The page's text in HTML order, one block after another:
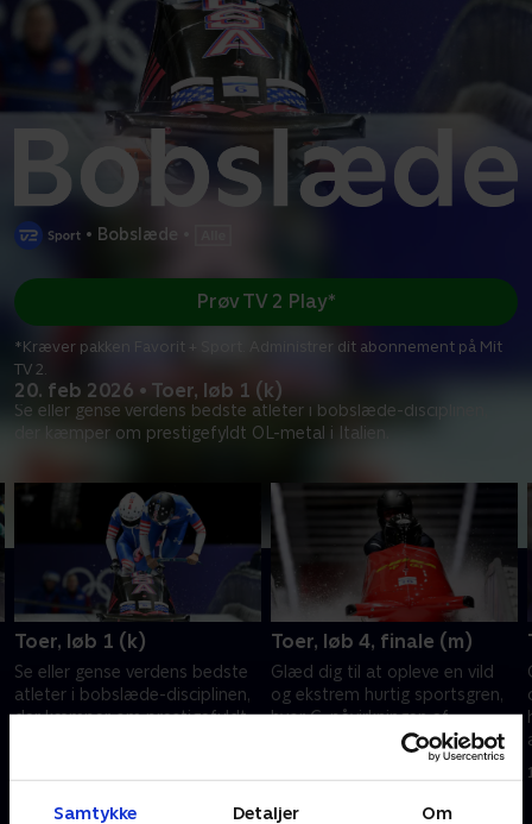
Samtykke Detaljer Om
• Bobslæde
20. feb 2026 • Toer, løb 1 (k)
Se eller gense verdens bedste atleter i bobslæde-disciplinen,
der kæmper om prestigefyldt OL-metal i Italien.
Prøv TV 2 Play*
*Kræver pakken Favorit + Sport. Administrer dit abonnement på Mit
TV 2.
Toer, løb 1 (k)
Se eller gense verdens bedste
atleter i bobslæde-disciplinen,
der kæmper om prestigefyldt
Toer, løb 4, finale (m)
Glæd dig til at opleve en vild
og ekstrem hurtig sportsgren,
hvor G-påvirkningen af
atleterne siges at være højere,
end den astronauter oplever
under opsending.